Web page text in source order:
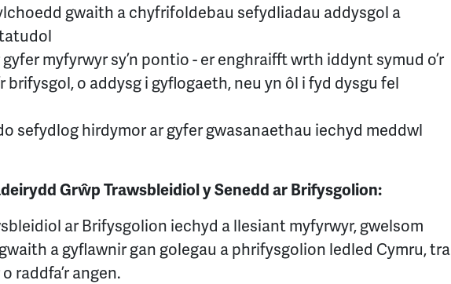
gwaith a chyfrifoldebau sefydliadau addysgol a
myfyrwyr sy’n pontio - er enghraifft wrth iddynt symud o’r
brifysgol, o addysg i gyflogaeth, neu yn ôl i fyd dysgu fel
sefydlog hirdymor ar gyfer gwasanaethau iechyd meddwl
Grŵp Trawsbleidiol y Senedd ar Brifysgolion:
ar Brifysgolion iechyd a llesiant myfyrwyr, gwelsom
a gyflawnir gan golegau a phrifysgolion ledled Cymru, tra
raddfa’r angen.